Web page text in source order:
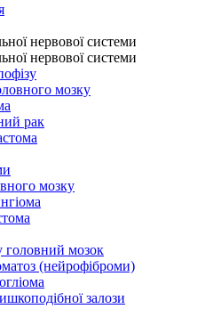
нервової системи
нервової системи
мозку
рак
мозку
головний мозок
(нейрофіброми)
залози